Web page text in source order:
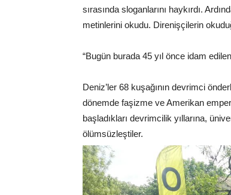
sırasında sloganlarını haykırdı.
metinlerini okudu. Direnişçilerin
“Bugün burada 45 yıl önce idam
Deniz’ler 68 kuşağının devrimci
dönemde faşizme ve Amerikan
başladıkları devrimcilik yıllarına,
ölümsüzleştiler.